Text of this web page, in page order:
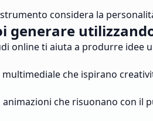
considera la
generare
online ti aiuta a produrre idee
che ispirano
che risuonano con il